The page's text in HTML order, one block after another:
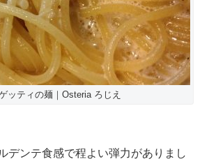
ッティの麺｜Osteria ろじえ
デンテ食感で程よい弾力がありまし